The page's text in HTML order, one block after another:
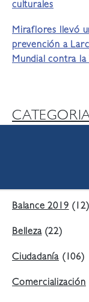
culturales
Miraflores llevó
prevención a
Mundial contra la
Balance 2019(12)
Belleza(22)
Ciudadanía (106)
Comercialización